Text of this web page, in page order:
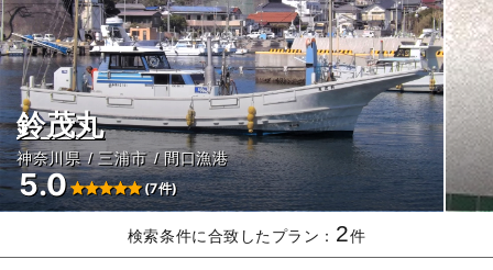
鈴茂丸
神奈川県 三浦市 間口漁港
5.0 (7件)
検索条件に合致したプラン： 2件